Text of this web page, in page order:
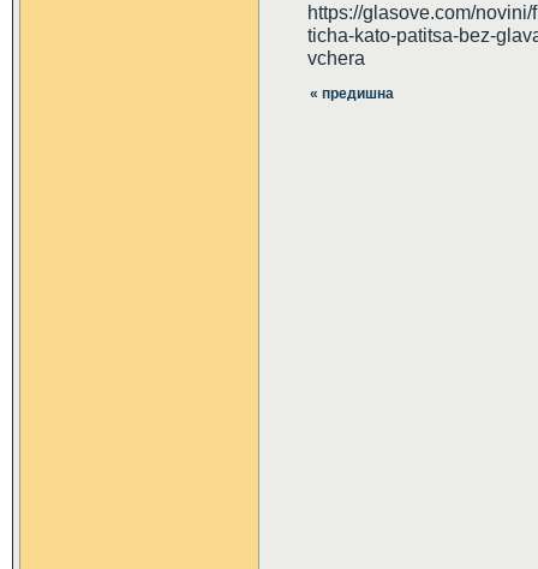
https://glasove.com/
ticha-kato-patitsa-bez-
vchera
« предишна